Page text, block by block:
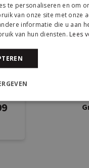
te personaliseren en om
van onze site met onze
informatie die u aan
van hun diensten. Lees